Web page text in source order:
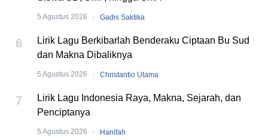
5 Agustus 2026 · Gadis Saktika
6
Lirik Lagu Berkibarlah Benderaku Ciptaan Bu Sud
dan Makna Dibaliknya
5 Agustus 2026 · Christantio Utama
7
Lirik Lagu Indonesia Raya, Makna, Sejarah, dan
Penciptanya
5 Agustus 2026 · Hanifah